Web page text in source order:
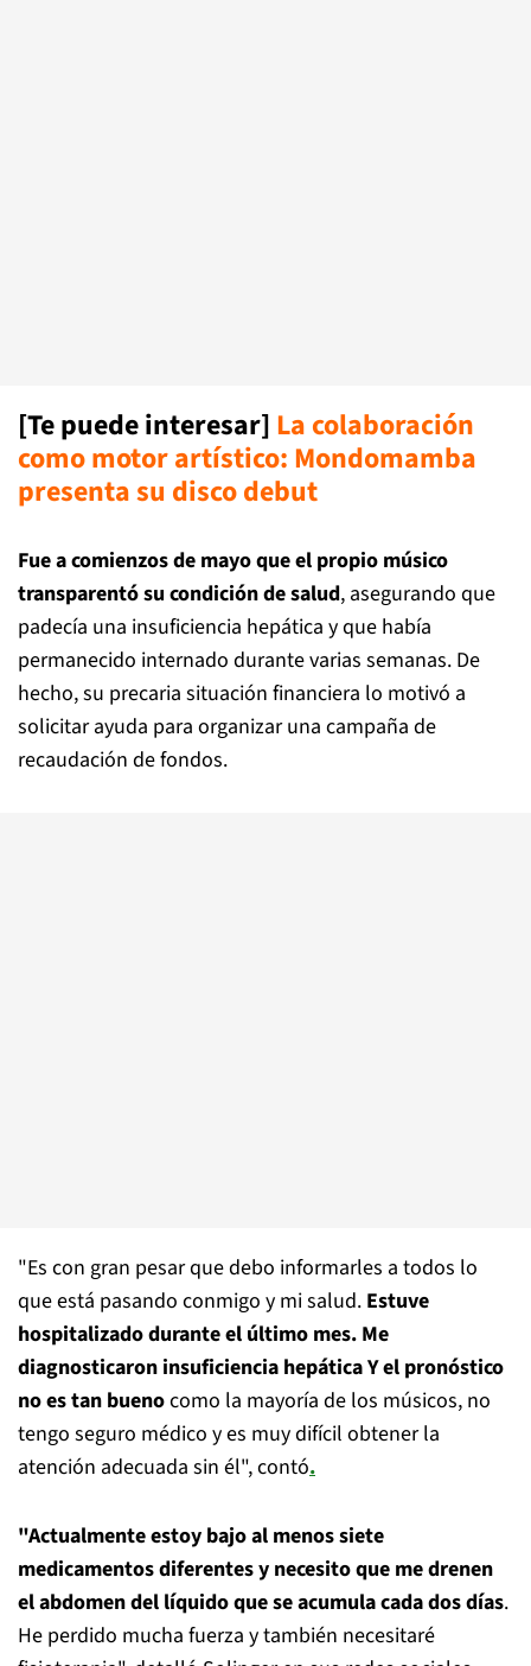
[Te puede interesar] La colaboración
como motor artístico: Mondomamba
presenta su disco debut
Fue a comienzos de mayo que el propio músico
transparentó su condición de salud, asegurando que
padecía una insuficiencia hepática y que había
permanecido internado durante varias semanas. De
hecho, su precaria situación financiera lo motivó a
solicitar ayuda para organizar una campaña de
recaudación de fondos.
"Es con gran pesar que debo informarles a todos lo
que está pasando conmigo y mi salud. Estuve
hospitalizado durante el último mes. Me
diagnosticaron insuficiencia hepática Y el pronóstico
no es tan buenocomo la mayoría de los músicos, no
tengo seguro médico y es muy difícil obtener la
atención adecuada sin él", contó.
"Actualmente estoy bajo al menos siete
medicamentos diferentes y necesito que me drenen
el abdomen del líquido que se acumula cada dos días.
He perdido mucha fuerza y ​​también necesitaré